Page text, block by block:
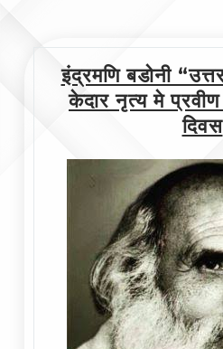
इंद्रमणि बडोनी
केदार नृत्य मे
दिवस